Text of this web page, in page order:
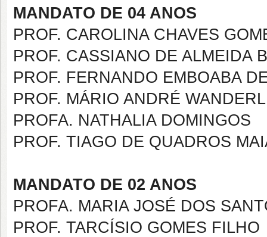
MANDATO DE 04 ANOS
PROF. CAROLINA CHAVES
PROF. CASSIANO DE ALMEIDA
PROF. FERNANDO EMBOABA
PROF. MÁRIO ANDRÉ
PROFA. NATHALIA DOMINGOS
PROF. TIAGO DE QUADROS
MANDATO DE 02 ANOS
PROFA. MARIA JOSÉ DOS
PROF. TARCÍSIO GOMES FILHO